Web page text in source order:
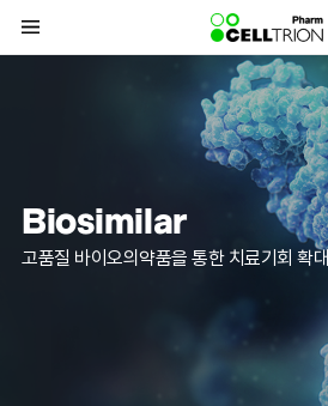
로
Biosimilar
고품질 바이오의약품을 통한 치료기회 확대